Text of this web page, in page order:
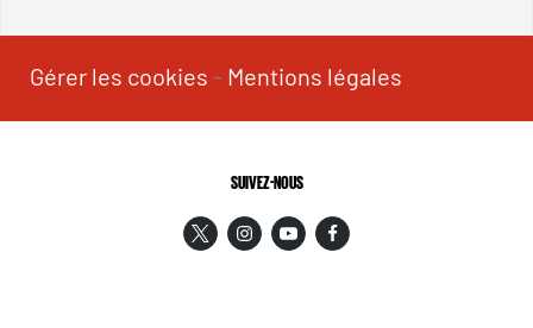
Gérer les cookies - Mentions légales
SUIVEZ-NOUS